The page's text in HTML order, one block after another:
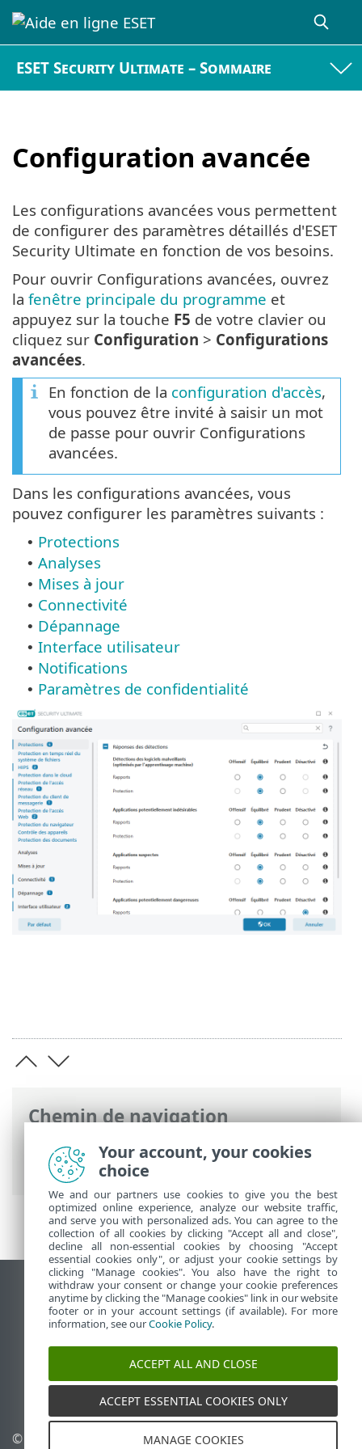
ESET Security Ultimate – Sommaire
Configuration avancée
Chemin de navigation
Aide en ligne ESET>ESET Security
Ultimate
>Configuration avancée
Les configurations avancées vous permettent
de configurer des paramètres détaillés d'ESET
Security Ultimate en fonction de vos besoins.
Pour ouvrir Configurations avancées, ouvrez
la fenêtre principale du programme et
appuyez sur la touche F5 de votre clavier ou
cliquez sur Configuration > Configurations
avancées.
En fonction de la configuration d'accès,
vous pouvez être invité à saisir un mot
de passe pour ouvrir Configurations
avancées.
Dans les configurations avancées, vous
pouvez configurer les paramètres suivants :
• Protections
• Analyses
• Mises à jour
• Connectivité
• Dépannage
• Interface utilisateur
• Notifications
• Paramètres de confidentialité
Afficher le site des postes de travail
End of Life
Base de connaissances ESET
Forum ESET
ESET Status Portal
Support régional
© 1992 - 2026 ESET, spol. s
Your account, your cookies
choice
We and our partners use cookies to give you the best
optimized online experience, analyze our website traffic,
and serve you with personalized ads. You can agree to the
collection of all cookies by clicking "Accept all and close",
decline all non-essential cookies by choosing "Accept
essential cookies only", or adjust your cookie settings by
clicking "Manage cookies". You also have the right to
withdraw your consent or change your cookie preferences
anytime by clicking the "Manage cookies" link in our website
footer or in your account settings (if available). For more
information, see ourCookie Policy.
ACCEPT ALL AND CLOSE
ACCEPT ESSENTIAL COOKIES ONLY
MANAGE COOKIES